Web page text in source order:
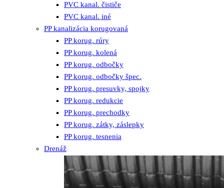
PVC kanal. čističe
PVC kanal. iné
PP kanalizácia korugovaná
PP korug. rúry
PP korug. kolená
PP korug. odbočky
PP korug. odbočky špec.
PP korug. presuvky, spojky
PP korug. redukcie
PP korug. prechodky
PP korug. zátky, záslepky
PP korug. tesnenia
Drenáž